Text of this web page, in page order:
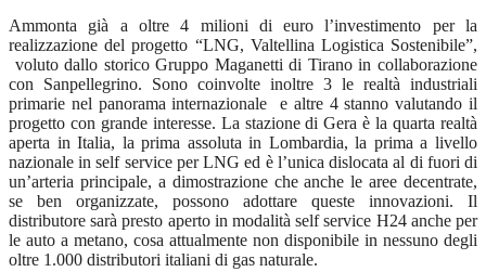
Ammonta già a oltre 4 milioni di euro l’investimento per la
realizzazione del progetto “LNG, Valtellina Logistica Sostenibile”,
voluto dallo storico Gruppo Maganetti di Tirano in collaborazione
con Sanpellegrino. Sono coinvolte inoltre 3 le realtà industriali
primarie nel panorama internazionale e altre 4 stanno valutando il
progetto con grande interesse. La stazione di Gera è la quarta realtà
aperta in Italia, la prima assoluta in Lombardia, la prima a livello
nazionale in self service per LNG ed è l’unica dislocata al di fuori di
un’arteria principale, a dimostrazione che anche le aree decentrate,
se ben organizzate, possono adottare queste innovazioni. Il
distributore sarà presto aperto in modalità self service H24 anche per
le auto a metano, cosa attualmente non disponibile in nessuno degli
oltre 1.000 distributori italiani di gas naturale.